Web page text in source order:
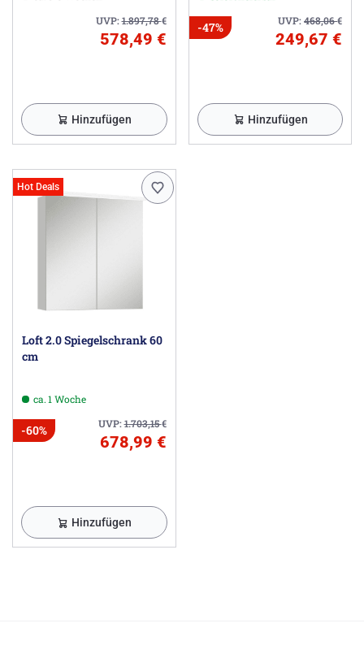
UVP:1.897,78€
578,49 €
Hinzufügen
UVP:468,06€
-47%
249,67 €
Hinzufügen
Hot Deals
Loft 2.0 Spiegelschrank 60
cm
ca. 1 Woche
UVP:1.703,15€
-60%
678,99 €
Hinzufügen